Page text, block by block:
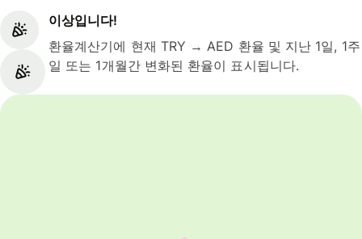
이상입니다!
환율계산기에 현재 TRY → AED 환율 및 지난 1일, 1주
일 또는 1개월간 변화된 환율이 표시됩니다.